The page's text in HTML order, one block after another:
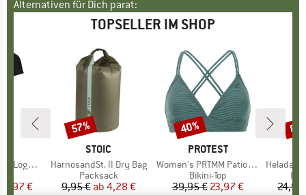
Alternativen für Dich parat:
TOPSELLER IM SHOP
T-Shirt
Preis
€
MARKE
STOIC
Artikel
HarnosandSt. II Dry Bag
Produktgruppe
Packsack
Preis
9,95 € reduzierter Preis
ab 4,28 €
Rabatt
57%
MARKE
PROTEST
Artikel
Women's PRTMM Patio Triangle
Produktgruppe
Bikini-Top
Preis
39,95 €reduzierter Preis
23,97 €
Rabatt
40%
Artikel
HeladagenSt.
24,95